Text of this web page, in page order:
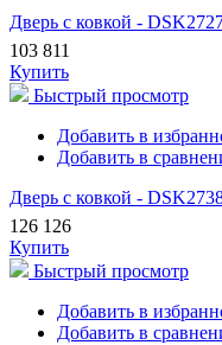
Дверь с ковкой -
103 811
Купить
Быстрый просмотр
Добавить в
Добавить в
Дверь с ковкой -
126 126
Купить
Быстрый просмотр
Добавить в
Добавить в